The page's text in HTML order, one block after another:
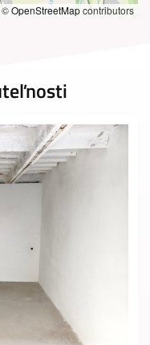
©OpenStreetMapcontributors